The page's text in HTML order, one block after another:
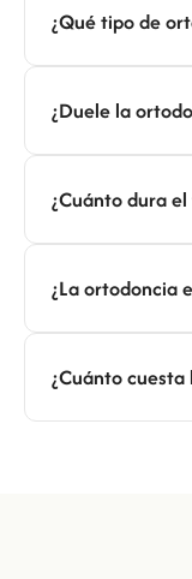
¿Qué tipo de
¿Duele la
¿Cuánto dura
¿La ortodoncia
¿Cuánto